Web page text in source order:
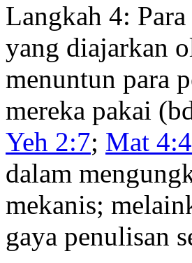
Langkah 4:
yang diajarkan
menuntun para
mereka pakai
Yeh 2:7; Mat 4:4
dalam
mekanis;
gaya penulisan